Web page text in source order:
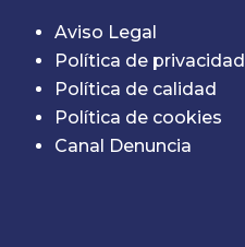
Aviso Legal
Política de privacidad
Política de calidad
Política de cookies
Canal Denuncia